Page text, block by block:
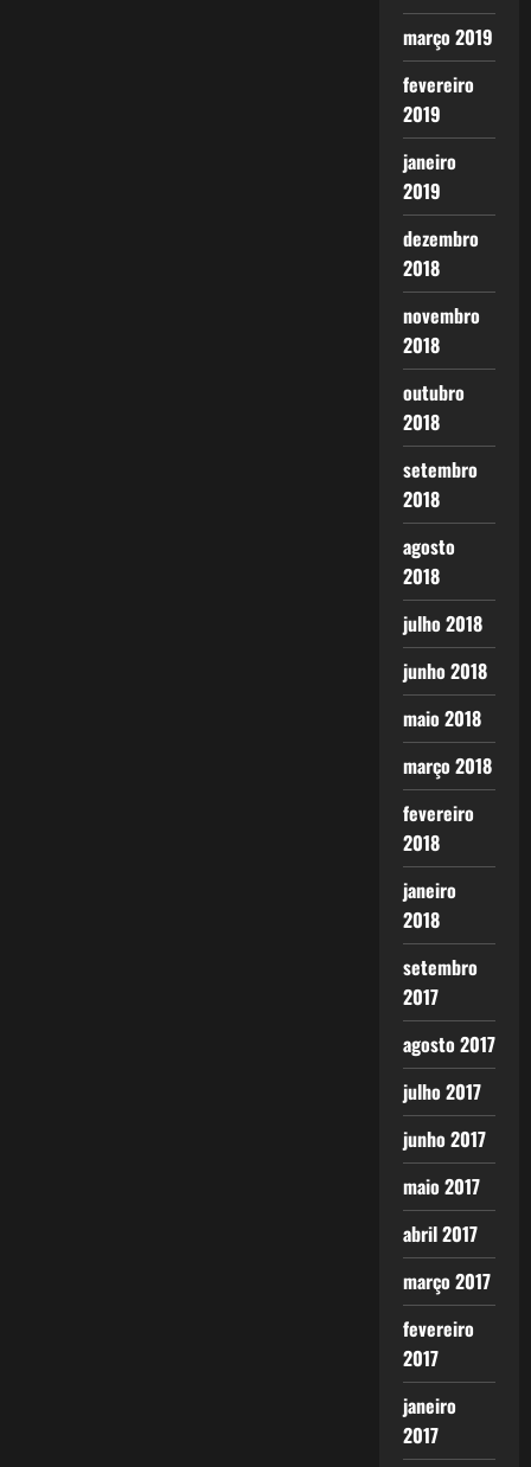
março 2019
fevereiro
2019
janeiro
2019
dezembro
2018
novembro
2018
outubro
2018
setembro
2018
agosto
2018
julho 2018
junho 2018
maio 2018
março 2018
fevereiro
2018
janeiro
2018
setembro
2017
agosto 2017
julho 2017
junho 2017
maio 2017
abril 2017
março 2017
fevereiro
2017
janeiro
2017